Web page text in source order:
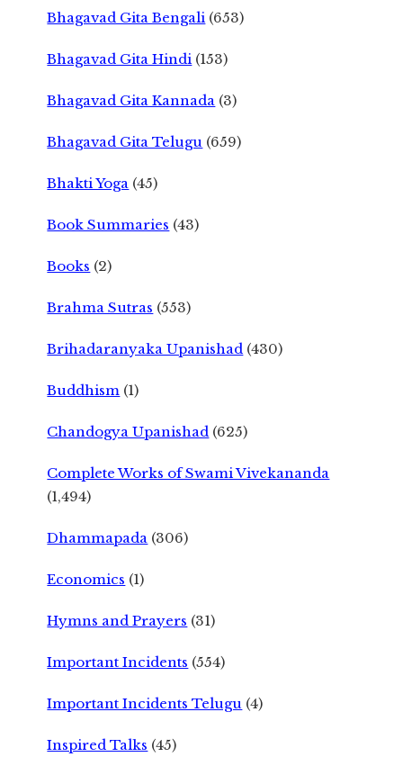
Bhagavad Gita Bengali (653)
Bhagavad Gita Hindi (153)
Bhagavad Gita Kannada (3)
Bhagavad Gita Telugu (659)
Bhakti Yoga (45)
Book Summaries (43)
Books (2)
Brahma Sutras (553)
Brihadaranyaka Upanishad (430)
Buddhism (1)
Chandogya Upanishad (625)
Complete Works of Swami Vivekananda
(1,494)
Dhammapada (306)
Economics (1)
Hymns and Prayers (31)
Important Incidents (554)
Important Incidents Telugu (4)
Inspired Talks (45)